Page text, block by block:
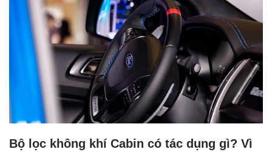
Bộ lọc không khí Cabin có tác dụng gì? Vì